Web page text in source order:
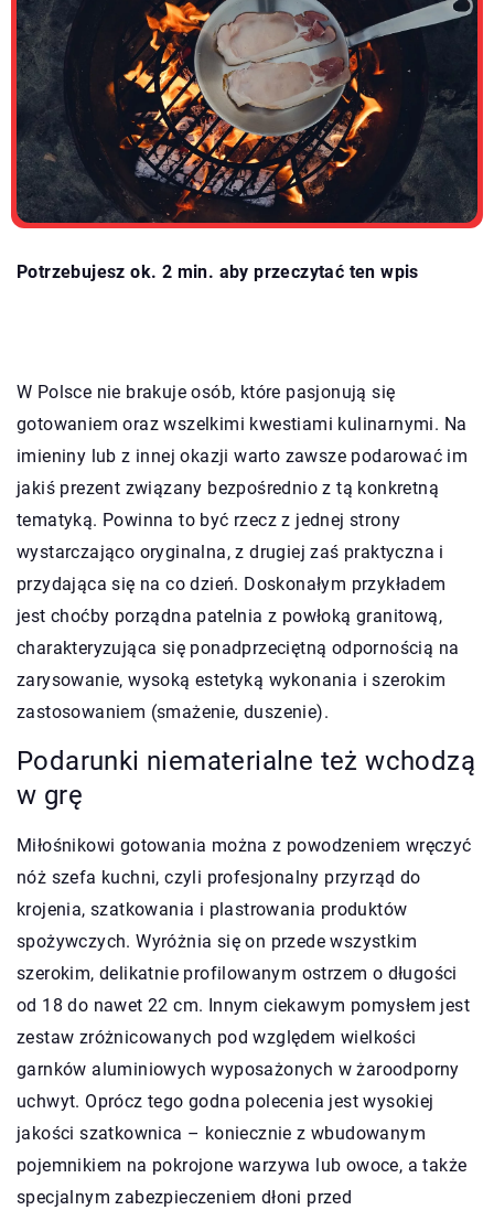
Potrzebujesz ok. 2 min. aby przeczytać ten wpis
W Polsce nie brakuje osób, które pasjonują się
gotowaniem oraz wszelkimi kwestiami kulinarnymi. Na
imieniny lub z innej okazji warto zawsze podarować im
jakiś prezent związany bezpośrednio z tą konkretną
tematyką. Powinna to być rzecz z jednej strony
wystarczająco oryginalna, z drugiej zaś praktyczna i
przydająca się na co dzień. Doskonałym przykładem
jest choćby porządna patelnia z powłoką granitową,
charakteryzująca się ponadprzeciętną odpornością na
zarysowanie, wysoką estetyką wykonania i szerokim
zastosowaniem (smażenie, duszenie).
Podarunki niematerialne też wchodzą
w grę
Miłośnikowi gotowania można z powodzeniem wręczyć
nóż szefa kuchni, czyli profesjonalny przyrząd do
krojenia, szatkowania i plastrowania produktów
spożywczych. Wyróżnia się on przede wszystkim
szerokim, delikatnie profilowanym ostrzem o długości
od 18 do nawet 22 cm. Innym ciekawym pomysłem jest
zestaw zróżnicowanych pod względem wielkości
garnków aluminiowych wyposażonych w żaroodporny
uchwyt. Oprócz tego godna polecenia jest wysokiej
jakości szatkownica – koniecznie z wbudowanym
pojemnikiem na pokrojone warzywa lub owoce, a także
specjalnym zabezpieczeniem dłoni przed